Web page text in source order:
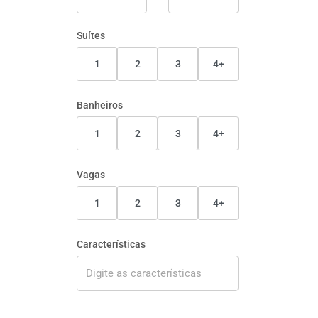
Suítes
1 2 3 4+
Banheiros
1 2 3 4+
Vagas
1 2 3 4+
Características